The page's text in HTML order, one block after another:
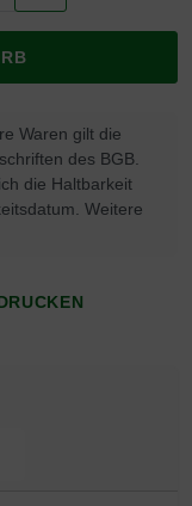
Waren gilt die
des BGB.
die Haltbarkeit
Weitere